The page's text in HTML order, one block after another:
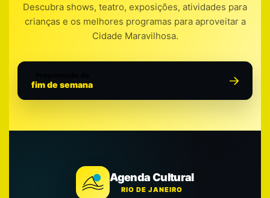
Descubra shows, teatro, exposições, atividades para
crianças e os melhores programas para aproveitar a
Cidade Maravilhosa.
fim de semana
Agenda Cultural
RIO DE JANEIRO